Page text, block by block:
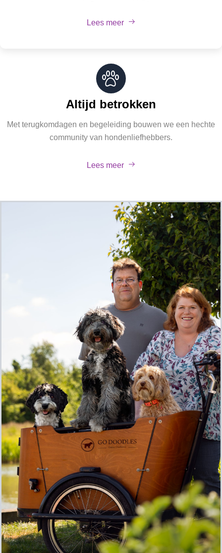
Lees meer
Altijd betrokken
Met terugkomdagen en begeleiding bouwen we een hechte
community van hondenliefhebbers.
Lees meer